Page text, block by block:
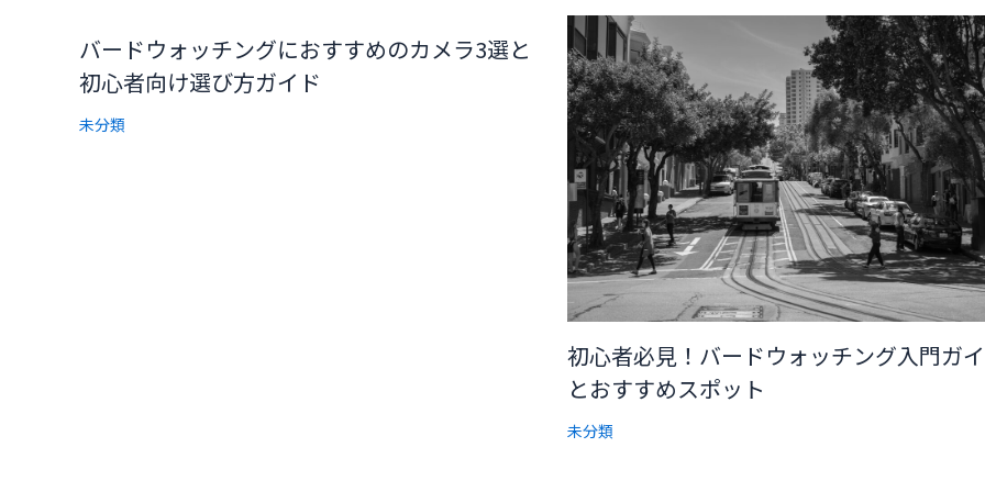
バードウォッチングにおすすめのカメラ3選と
初心者向け選び方ガイド
未分類
初心者必見！バードウォッチング入門ガ
とおすすめスポット
未分類